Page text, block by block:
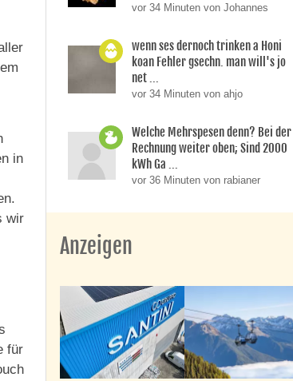
in
wir
für
vor 34 Minuten von Johannes
wenn ses dernoch trinken a Honi
koan Fehler gsechn. man will's jo
net ...
vor 34 Minuten von ahjo
Welche Mehrspesen denn? Bei der
Rechnung weiter oben; Sind 2000
kWh Ga ...
vor 36 Minuten von rabianer
Anzeigen